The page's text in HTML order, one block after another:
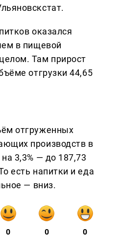
оказался
в пищевой
Там прирост
отгрузки 44,65
отгруженных
производств в
3,3% — до 187,73
есть напитки и еда
— вниз.
0 0 0